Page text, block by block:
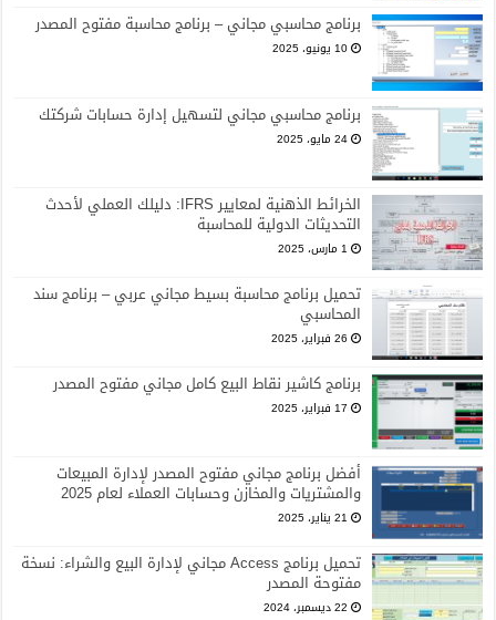
برنامج محاسبي مجاني – برنامج محاسبة مفتوح المصدر
10 يونيو، 2025
برنامج محاسبي مجاني لتسهيل إدارة حسابات شركتك
24 مايو، 2025
الخرائط الذهنية لمعايير IFRS: دليلك العملي لأحدث
التحديثات الدولية للمحاسبة
1 مارس، 2025
تحميل برنامج محاسبة بسيط مجاني عربي – برنامج سند
المحاسبي
26 فبراير، 2025
برنامج كاشير نقاط البيع كامل مجاني مفتوح المصدر
17 فبراير، 2025
أفضل برنامج مجاني مفتوح المصدر لإدارة المبيعات
والمشتريات والمخازن وحسابات العملاء لعام 2025
21 يناير، 2025
تحميل برنامج Access مجاني لإدارة البيع والشراء: نسخة
مفتوحة المصدر
22 ديسمبر، 2024